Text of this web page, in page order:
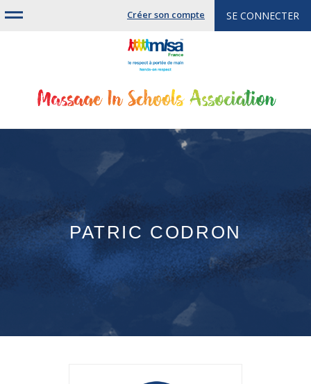
Jump
Créer son compte SE CONNECTER
PATRIC CODRON